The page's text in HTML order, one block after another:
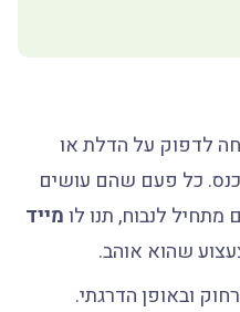
לדפוק על הדלת או
כל פעם שהם עושים
לנבוח, תנו לומייד
שהוא אוהב.
ובאופן הדרגתי.